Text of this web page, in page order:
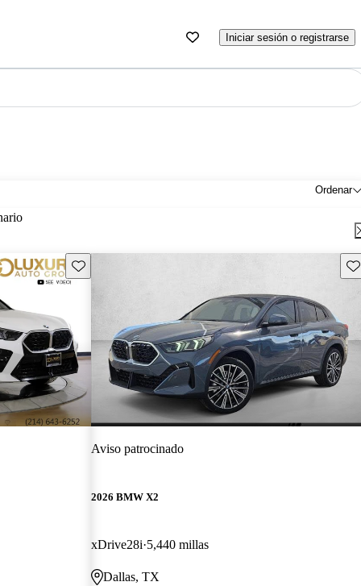
Iniciar sesión o registrarse
Ordenar
Guarda este Aviso
Aviso patrocinado
2026 BMW X2
xDrive28i 5,440 millas
Dallas, TX